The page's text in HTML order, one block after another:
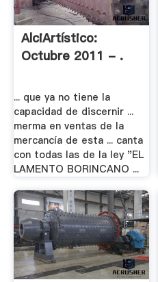
AlciArtístico:
Octubre 2011 - .
... que ya no tiene la
capacidad de discernir ...
merma en ventas de la
mercancía de esta ... canta
con todas las de la ley "EL
LAMENTO BORINCANO ...